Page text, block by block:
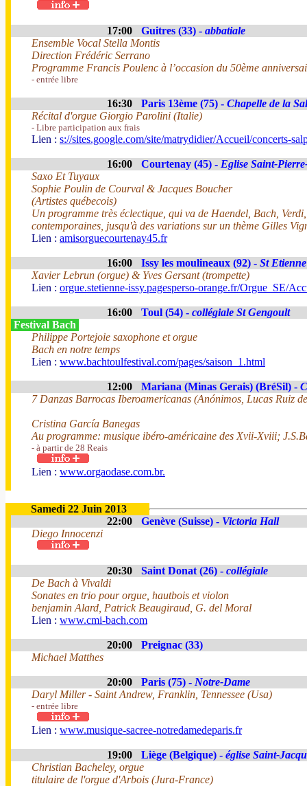
17:00 Guitres (33) - abbatiale
Ensemble Vocal Stella Montis
Direction Frédéric Serrano
Programme Francis Poulenc à l’occasion du 50ème
- entrée libre
16:30 Paris 13ème (75) - Chapelle de la
Récital d'orgue Giorgio Parolini (Italie)
- Libre participation aux frais
Lien : s://sites.google.com/site/matrydidier/Accueil/concerts-
16:00 Courtenay (45) - Eglise Saint-
Saxo Et Tuyaux
Sophie Poulin de Courval & Jacques Boucher
(Artistes québecois)
Un programme très éclectique, qui va de Haendel, Bach,
contemporaines, jusqu'à des variations sur un thème Gilles
Lien : amisorguecourtenay45.fr
16:00 Issy les moulineaux (92) - St Etienne
Xavier Lebrun (orgue) & Yves Gersant (trompette)
Lien : orgue.stetienne-issy.pagesperso-orange.fr/Orgue_SE/
16:00 Toul (54) - collégiale St Gengoult
Festival Bach
Philippe Portejoie saxophone et orgue
Bach en notre temps
Lien : www.bachtoulfestival.com/pages/saison_1.html
12:00 Mariana (Minas Gerais) (BréSil) -
7 Danzas Barrocas Iberoamericanas (Anónimos, Lucas Ruiz
Cristina García Banegas
Au programme: musique ibéro-américaine des Xvii-Xviii;
- à partir de 28 Reais
Lien : www.orgaodase.com.br.
Samedi 22 Juin 2013
22:00
Genève (Suisse) - Victoria Hall
Diego Innocenzi
20:30 Saint Donat (26) - collégiale
De Bach à Vivaldi
Sonates en trio pour orgue, hautbois et violon
benjamin Alard, Patrick Beaugiraud, G. del Moral
Lien : www.cmi-bach.com
20:00
Preignac (33)
Michael Matthes
20:00 Paris (75) - Notre-Dame
Daryl Miller - Saint Andrew, Franklin, Tennessee (Usa)
- entrée libre
Lien : www.musique-sacree-notredamedeparis.fr
19:00 Liège (Belgique) - église Saint-
Christian Bacheley, orgue
titulaire de l'orgue d'Arbois (Jura-France)